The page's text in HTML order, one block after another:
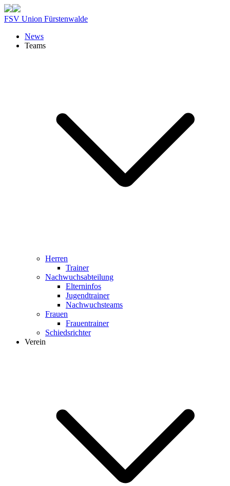
FSV Union Fürstenwalde
News
Teams
Herren
Trainer
Nachwuchsabteilung
Elterninfos
Jugendtrainer
Nachwuchsteams
Frauen
Frauentrainer
Schiedsrichter
Verein